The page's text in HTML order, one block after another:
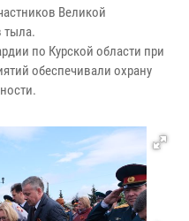
Великой
тыла.
по Курской области при
обеспечивали охрану